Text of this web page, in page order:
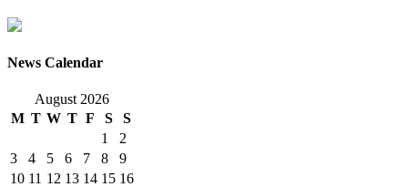
News Calendar
August 2026
M T W T F S
S
1
2
3
4 5 6 7 8
9
10 11 12 13 14 15 16